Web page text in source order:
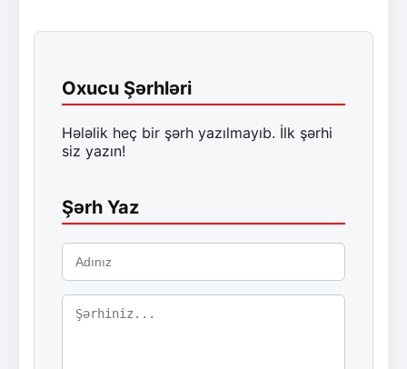
Oxucu Şərhləri
Hələlik heç bir şərh yazılmayıb. İlk şərhi
siz yazın!
Şərh Yaz